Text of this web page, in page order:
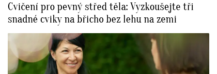
Cvičení pro pevný střed těla: Vyzkoušejte tři
snadné cviky na břicho bez lehu na zemi